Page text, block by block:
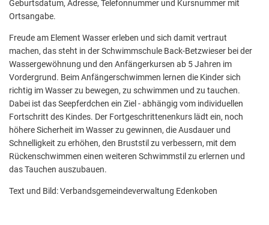
Geburtsdatum, Adresse, Telefonnummer und Kursnummer mit
Ortsangabe.
Freude am Element Wasser erleben und sich damit vertraut
machen, das steht in der Schwimmschule Back-Betzwieser bei der
Wassergewöhnung und den Anfängerkursen ab 5 Jahren im
Vordergrund. Beim Anfängerschwimmen lernen die Kinder sich
richtig im Wasser zu bewegen, zu schwimmen und zu tauchen.
Dabei ist das Seepferdchen ein Ziel - abhängig vom individuellen
Fortschritt des Kindes. Der Fortgeschrittenenkurs lädt ein, noch
höhere Sicherheit im Wasser zu gewinnen, die Ausdauer und
Schnelligkeit zu erhöhen, den Bruststil zu verbessern, mit dem
Rückenschwimmen einen weiteren Schwimmstil zu erlernen und
das Tauchen auszubauen.
Text und Bild: Verbandsgemeindeverwaltung Edenkoben